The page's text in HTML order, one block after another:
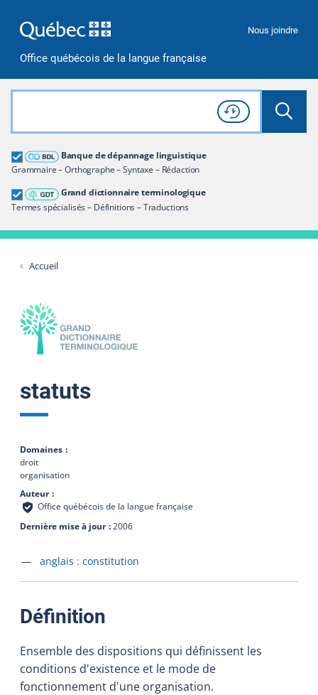
Office québécois de la langue française
Nous joindre
Rechercher dans tout le site
Lancer
Consulter l'
Historique
de recherche
Banque de dépannage linguistique
Grammaire – Orthographe – Syntaxe – Rédaction
Grand dictionnaire terminologique
Termes spécialisés – Définitions – Traductions
Grand dictionnaire terminologique
Restreindre aux termes
Accueil
statuts
Domaines
droit
organisation
Auteur
Office québécois de la langue française
Dernière mise à jour 2006
Accéder à la fiche en
anglais : constitution
Définition
Ensemble des dispositions qui définissent les
conditions d'existence et le mode de
fonctionnement d'une organisation.